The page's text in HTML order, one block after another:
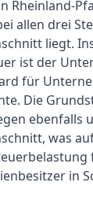
Rheinland-
allen drei
liegt.
ist der
für
Die
ebenfalls
was
in